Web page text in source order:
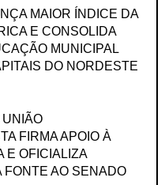
MAIOR ÍNDICE DA
E CONSOLIDA
MUNICIPAL
DO NORDESTE
FIRMA APOIO À
E OFICIALIZA
FONTE AO SENADO